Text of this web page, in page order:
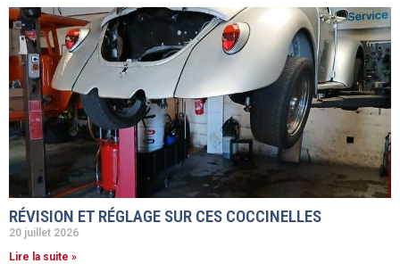
RÉVISION ET RÉGLAGE SUR CES COCCINELLES
20 juillet 2026
Lire la suite »